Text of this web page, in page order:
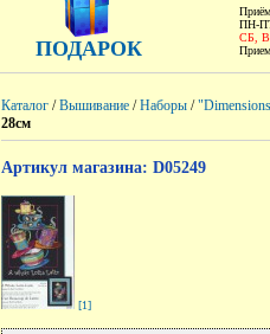
ПОДАРОК
ПН-
СБ,
Каталог /Вышивание /Наборы /
28см
Артикул магазина: D05249
[1]